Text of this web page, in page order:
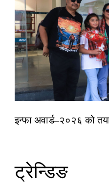
इन्फा अवार्ड–२०२६ को
ट्रेन्डिङ